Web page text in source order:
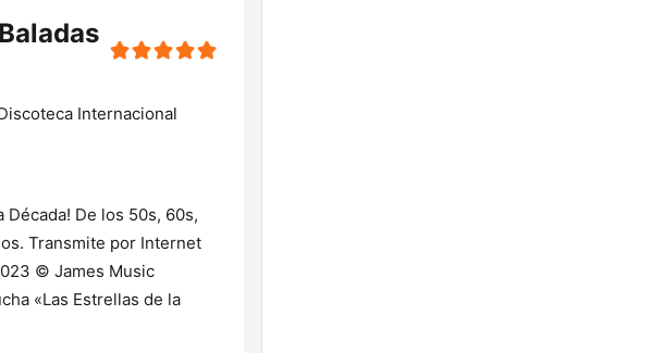
Internacional
Década! De los 50s, 60s,
Transmite por Internet
© James Music
«Las Estrellas de la